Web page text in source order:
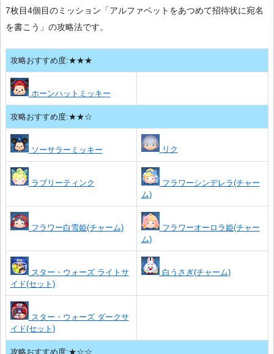
7枚目4個目のミッション「アルファベットをあつめて招待状に宛名
を書こう」の攻略法です。
攻略おすすめ度:★★★
ホーンハットミッキー
攻略おすすめ度:★★☆
ソーサラーミッキー リク
ラブリーティンク
フラワーシンデレラ(チャー
ム)
フラワー白雪姫(チャーム)
フラワーオーロラ姫(チャー
ム)
スター・ウォーズ ライトサ
イド(セット)
白うさぎ(チャーム)
スター・ウォーズ ダークサ
イド(セット)
攻略おすすめ度:★☆☆